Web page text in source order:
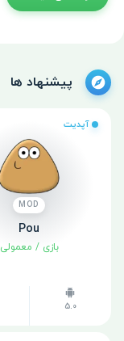
پیشنهاد ها
آپدیت
MOD
Pou
بازی / معمولی
5.0